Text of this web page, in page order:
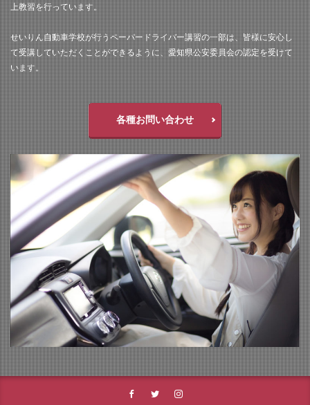
上教習を行っています。
せいりん自動車学校が行うペーパードライバー講習の一部は、皆様に安心し
て受講していただくことができるように、愛知県公安委員会の認定を受けて
います。
各種お問い合わせ